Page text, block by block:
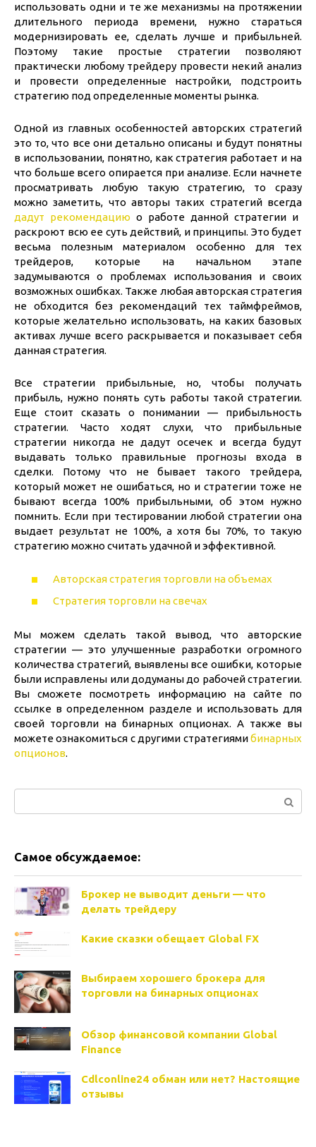
использовать одни и те же механизмы на протяжении
длительного периода времени, нужно стараться
модернизировать ее, сделать лучше и прибыльней.
Поэтому такие простые стратегии позволяют
практически любому трейдеру провести некий анализ
и провести определенные настройки, подстроить
стратегию под определенные моменты рынка.
Одной из главных особенностей авторских стратегий
это то, что все они детально описаны и будут понятны
в использовании, понятно, как стратегия работает и на
что больше всего опирается при анализе. Если начнете
просматривать любую такую стратегию, то сразу
можно заметить, что авторы таких стратегий всегда
дадут рекомендацию о работе данной стратегии и
раскроют всю ее суть действий, и принципы. Это будет
весьма полезным материалом особенно для тех
трейдеров, которые на начальном этапе
задумываются о проблемах использования и своих
возможных ошибках. Также любая авторская стратегия
не обходится без рекомендаций тех таймфреймов,
которые желательно использовать, на каких базовых
активах лучше всего раскрывается и показывает себя
данная стратегия.
Все стратегии прибыльные, но, чтобы получать
прибыль, нужно понять суть работы такой стратегии.
Еще стоит сказать о понимании — прибыльность
стратегии. Часто ходят слухи, что прибыльные
стратегии никогда не дадут осечек и всегда будут
выдавать только правильные прогнозы входа в
сделки. Потому что не бывает такого трейдера,
который может не ошибаться, но и стратегии тоже не
бывают всегда 100% прибыльными, об этом нужно
помнить. Если при тестировании любой стратегии она
выдает результат не 100%, а хотя бы 70%, то такую
стратегию можно считать удачной и эффективной.
Авторская стратегия торговли на объемах
Стратегия торговли на свечах
Мы можем сделать такой вывод, что авторские
стратегии — это улучшенные разработки огромного
количества стратегий, выявлены все ошибки, которые
были исправлены или додуманы до рабочей стратегии.
Вы сможете посмотреть информацию на сайте по
ссылке в определенном разделе и использовать для
своей торговли на бинарных опционах. А также вы
можете ознакомиться с другими стратегиямибинарных
опционов.
Самое обсуждаемое:
Брокер не выводит деньги — что
делать трейдеру
Какие сказки обещает Global FX
Выбираем хорошего брокера для
торговли на бинарных опционах
Обзор финансовой компании Global
Finance
Cdlconline24 обман или нет? Настоящие
отзывы